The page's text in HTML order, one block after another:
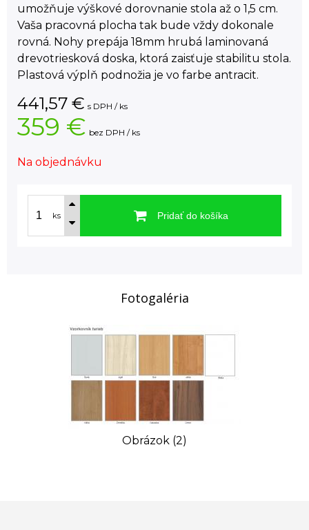
umožňuje výškové dorovnanie stola až o 1,5 cm.
Vaša pracovná plocha tak bude vždy dokonale
rovná. Nohy prepája 18mm hrubá laminovaná
drevotriesková doska, ktorá zaisťuje stabilitu stola.
Plastová výplň podnožia je vo farbe antracit.
441,57 € s DPH / ks
359 € bez DPH / ks
Na objednávku
ks Pridať do košíka
Fotogaléria
Obrázok (2)